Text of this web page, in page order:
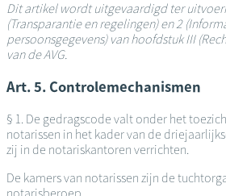
Dit artikel wordt uitgevaardigd ter
(Transparantie en regelingen) en 2
persoonsgegevens) van hoofdstuk III
van de AVG.
Art. 5. Controlemechanismen
§ 1. De gedragscode valt onder het
notarissen in het kader van de
zij in de notariskantoren verrichten.
De kamers van notarissen zijn de
notarisberoep.